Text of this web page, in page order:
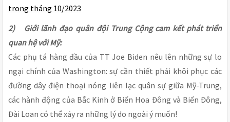
trong tháng 10/2023
2) Giới lãnh đạo quân đội Trung Cộng cam kết phát triển
quan hệ với Mỹ:
Các phụ tá hàng đầu của TT Joe Biden nêu lên những sự lo
ngại chính của Washington: sự cần thiết phải khôi phục các
đường dây điện thoại nóng liên lạc quân sự giữa Mỹ-Trung,
các hành động của Bắc Kinh ở Biển Hoa Đông và Biển Đông,
Đài Loan có thể xảy ra những lý do ngoài ý muốn!